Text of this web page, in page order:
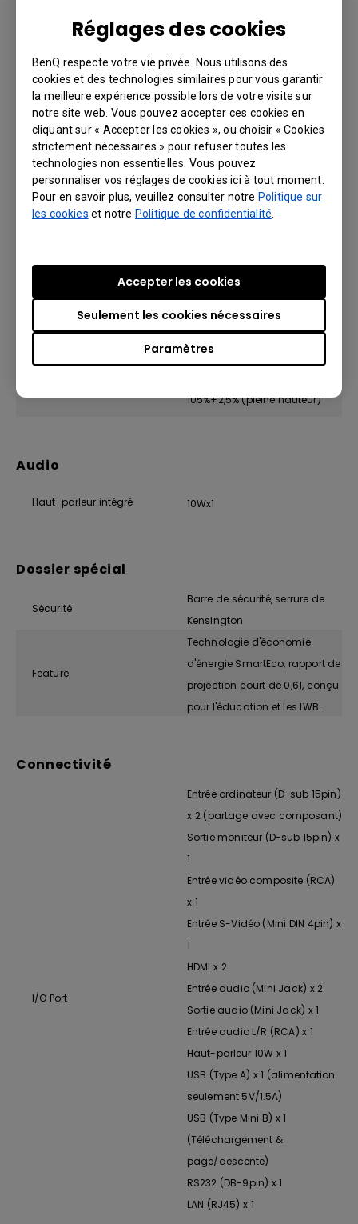
Réglages des cookies
BenQ respecte votre vie privée. Nous utilisons des
cookies et des technologies similaires pour vous garantir
la meilleure expérience possible lors de votre visite sur
notre site web. Vous pouvez accepter ces cookies en
cliquant sur « Accepter les cookies », ou choisir « Cookies
strictement nécessaires » pour refuser toutes les
technologies non essentielles. Vous pouvez
personnaliser vos réglages de cookies ici à tout moment.
Pour en savoir plus, veuillez consulter notrePolitique sur
les cookies et notrePolitique de confidentialité
Paramètres
Seulement les cookies nécessaires
Accepter les cookies
Durée de vie de la source
d’éclairage*
heures
(Normal/Economic/SmartEco/L
ampSave)
Résolution native WXGA, 1280x800
Rapport de contraste 20,000:1
Fixe
Correction de la distorsion
trapézoïdale
1D, vertical +/- 30 degrés
Taille de la projection 70"~120" / 120"
105%±2,5% (pleine hauteur)
Audio
Haut-parleur intégré 10Wx1
Dossier spécial
Sécurité
Barre de sécurité, serrure de
Kensington
Feature
Technologie d'économie
d'énergie SmartEco, rapport de
projection court de 0,61, conçu
pour l'éducation et les IWB.
Connectivité
I/O Port
Entrée ordinateur (D-sub 15pin)
x 2 (partage avec composant)
Sortie moniteur (D-sub 15pin) x
1
Entrée vidéo composite (RCA)
x 1
Entrée S-Vidéo (Mini DIN 4pin) x
1
HDMI x 2
Entrée audio (Mini Jack) x 2
Sortie audio (Mini Jack) x 1
Entrée audio L/R (RCA) x 1
Haut-parleur 10W x 1
USB (Type A) x 1 (alimentation
seulement 5V/1.5A)
USB (Type Mini B) x 1
(Téléchargement &
page/descente)
RS232 (DB-9pin) x 1
LAN (RJ45) x 1